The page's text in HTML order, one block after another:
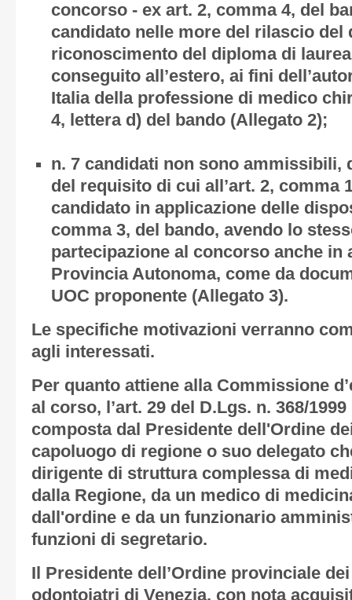
concorso - ex art. 2, comma 4, del
candidato nelle more del rilascio del
riconoscimento del diploma di
conseguito all’estero, ai fini
Italia della professione di medico
4, lettera d) del bando (Allegato 2);
n. 7 candidati non sono ammissibili,
del requisito di cui all’art. 2, comma
candidato in applicazione delle
comma 3, del bando, avendo lo
partecipazione al concorso anche in
Provincia Autonoma, come da
UOC proponente (Allegato 3).
Le specifiche motivazioni verranno
agli interessati.
Per quanto attiene alla Commissione
al corso, l’art. 29 del D.Lgs. n. 368/
composta dal Presidente dell'Ordine
capoluogo di regione o suo delegato
dirigente di struttura complessa di
dalla Regione, da un medico di
dall'ordine e da un funzionario
funzioni di segretario.
Il Presidente dell’Ordine provinciale
odontoiatri di Venezia, con nota